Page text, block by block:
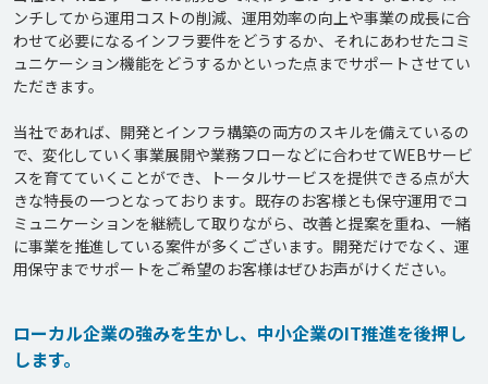
ンチしてから運用コストの削減、運用効率の向上や事業の成長に合
わせて必要になるインフラ要件をどうするか、それにあわせたコミ
ュニケーション機能をどうするかといった点までサポートさせてい
ただきます。
当社であれば、開発とインフラ構築の両方のスキルを備えているの
で、変化していく事業展開や業務フローなどに合わせてWEBサービ
スを育てていくことができ、トータルサービスを提供できる点が大
きな特長の一つとなっております。既存のお客様とも保守運用でコ
ミュニケーションを継続して取りながら、改善と提案を重ね、一緒
に事業を推進している案件が多くございます。開発だけでなく、運
ローカル企業の強みを生かし、中小企業のIT推進を後押し
します。